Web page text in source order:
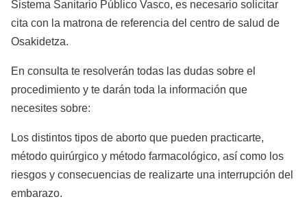
Sistema Sanitario Público Vasco, es necesario solicitar
cita con la matrona de referencia del centro de salud de
Osakidetza.
En consulta te resolverán todas las dudas sobre el
procedimiento y te darán toda la información que
necesites sobre:
Los distintos tipos de aborto que pueden practicarte,
método quirúrgico y método farmacológico, así como los
riesgos y consecuencias de realizarte una interrupción del
embarazo.